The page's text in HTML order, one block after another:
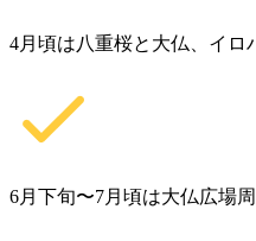
4月頃は八重桜と大仏、イロ
6月下旬〜7月頃は大仏広場